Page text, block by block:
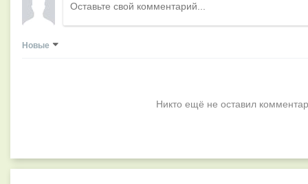
Новые
Никто ещё не оставил